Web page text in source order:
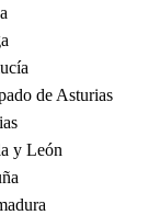
de Asturias
y León